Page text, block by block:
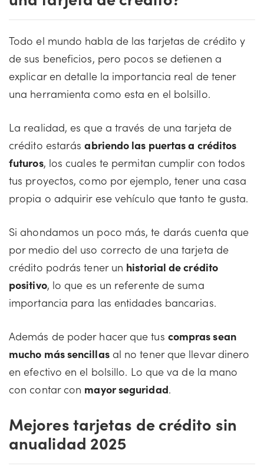
Todo el mundo habla de las tarjetas de crédito y
de sus beneficios, pero pocos se detienen a
explicar en detalle la importancia real de tener
una herramienta como esta en el bolsillo.
La realidad, es que a través de una tarjeta de
crédito estarásabriendo las puertas a créditos
futuros, los cuales te permitan cumplir con todos
tus proyectos, como por ejemplo, tener una casa
propia o adquirir ese vehículo que tanto te gusta.
Si ahondamos un poco más, te darás cuenta que
por medio del uso correcto de una tarjeta de
crédito podrás tener un historial de crédito
positivo, lo que es un referente de suma
importancia para las entidades bancarias.
Además de poder hacer que tus compras sean
mucho más sencillasal no tener que llevar dinero
en efectivo en el bolsillo. Lo que va de la mano
con contar con mayor seguridad.
Mejores tarjetas de crédito sin
anualidad 2025